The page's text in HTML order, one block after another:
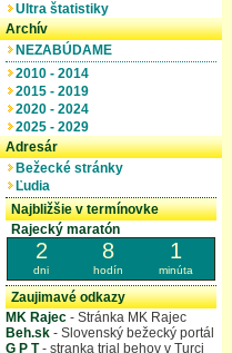
Ultra štatistiky
Archív
NEZABÚDAME
2010 - 2014
2015 - 2019
2020 - 2024
2025 - 2029
Adresár
Bežecké stránky
Ľudia
Najbližšie v termínovke
Rajecký maratón
2
dni
8
hodín
1
minúta
Zaujimavé odkazy
MK Rajec - Stránka MK Rajec
Beh.sk - Slovenský bežecký portál
G P T- stranka trial behov v Turci